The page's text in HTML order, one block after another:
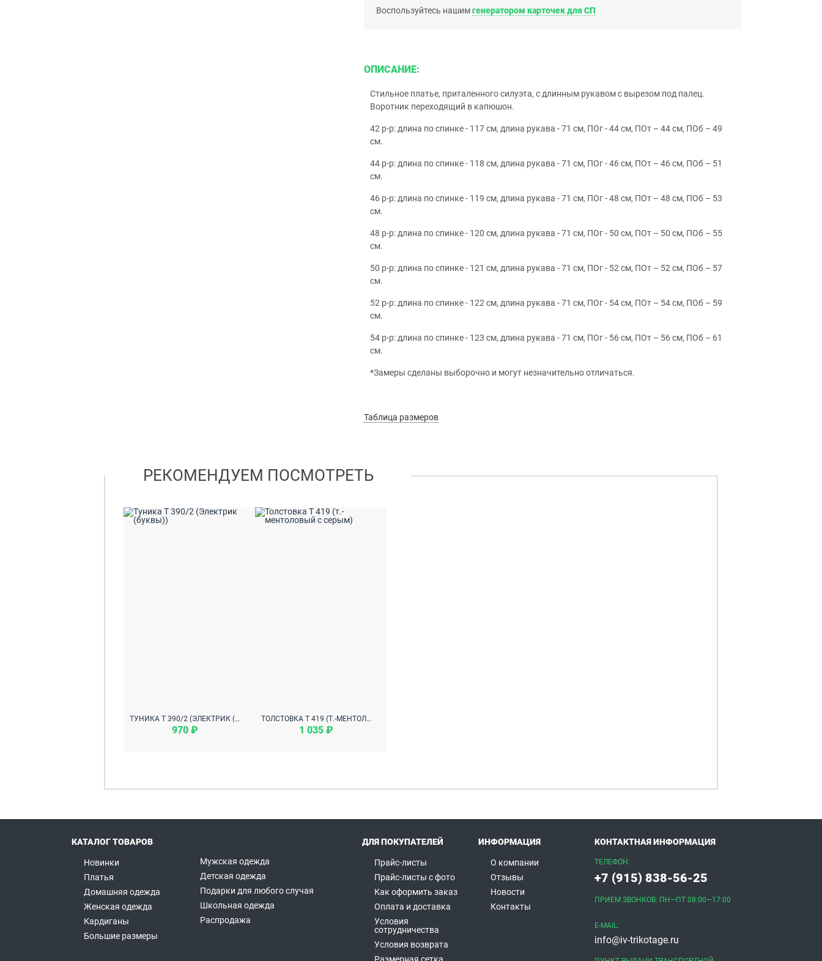
Воспользуйтесь нашимгенератором карточек для СП
ОПИСАНИЕ:
Стильное платье, приталенного силуэта, с длинным рукавом с вырезом под палец.
Воротник переходящий в капюшон.
42 р-р: длина по спинке - 117 см, длина рукава - 71 см, ПОг - 44 см, ПОт – 44 см, ПОб – 49
см.
44 р-р: длина по спинке - 118 см, длина рукава - 71 см, ПОг - 46 см, ПОт – 46 см, ПОб – 51
см.
46 р-р: длина по спинке - 119 см, длина рукава - 71 см, ПОг - 48 см, ПОт – 48 см, ПОб – 53
см.
48 р-р: длина по спинке - 120 см, длина рукава - 71 см, ПОг - 50 см, ПОт – 50 см, ПОб – 55
см.
50 р-р: длина по спинке - 121 см, длина рукава - 71 см, ПОг - 52 см, ПОт – 52 см, ПОб – 57
см.
52 р-р: длина по спинке - 122 см, длина рукава - 71 см, ПОг - 54 см, ПОт – 54 см, ПОб – 59
см.
54 р-р: длина по спинке - 123 см, длина рукава - 71 см, ПОг - 56 см, ПОт – 56 см, ПОб – 61
см.
*Замеры сделаны выборочно и могут незначительно отличаться.
Таблица размеров
РЕКОМЕНДУЕМ ПОСМОТРЕТЬ
ТУНИКА Т 390/2 (ЭЛЕКТРИК (БУКВЫ))
970 ₽
ТОЛСТОВКА Т 419 (Т.-МЕНТОЛОВЫЙ С СЕРЫМ)
1 035 ₽
КАТАЛОГ ТОВАРОВ
Новинки
Платья
Домашняя одежда
Женская одежда
Кардиганы
Большие размеры
Мужская одежда
Детская одежда
Подарки для любого случая
Школьная одежда
Распродажа
ДЛЯ ПОКУПАТЕЛЕЙ
Прайс-листы
Прайс-листы с фото
Как оформить заказ
Оплата и доставка
Условия
сотрудничества
Условия возврата
ИНФОРМАЦИЯ
О компании
Отзывы
Новости
Контакты
КОНТАКТНАЯ ИНФОРМАЦИЯ
ТЕЛЕФОН:
+7 (915) 838-56-25
ПРИЕМ ЗВОНКОВ: ПН—ПТ 08:00—17:00
E-MAIL:
info@iv-trikotage.ru